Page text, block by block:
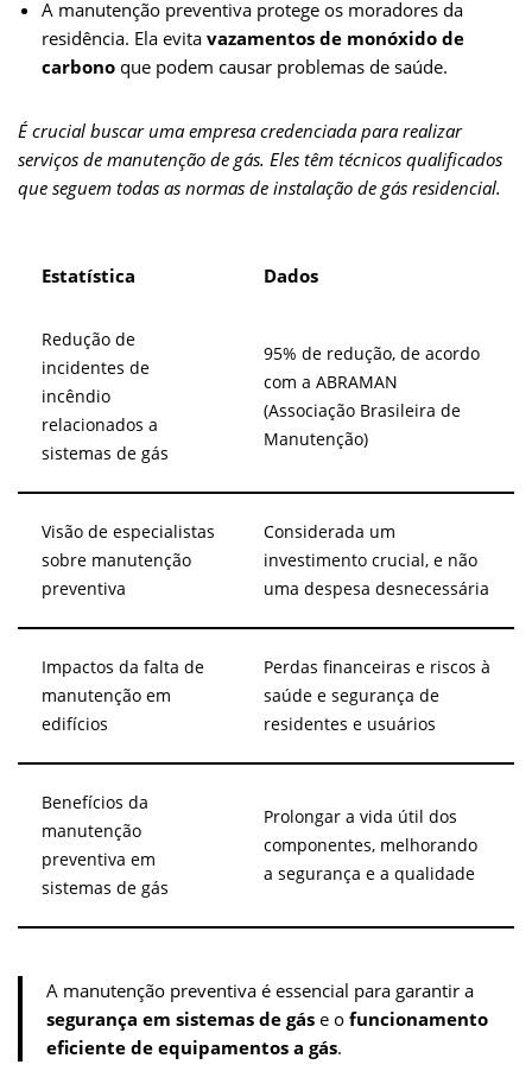
A manutenção preventiva protege os moradores da
residência. Ela evita vazamentos de monóxido de
carbono que podem causar problemas de saúde.
É crucial buscar uma empresa credenciada para realizar
serviços de manutenção de gás. Eles têm técnicos qualificados
que seguem todas as normas de instalação de gás residencial.
Estatística Dados
Redução de
incidentes de
incêndio
relacionados a
sistemas de gás
95% de redução, de acordo
com a ABRAMAN
(Associação Brasileira de
Manutenção)
Visão de especialistas
sobre manutenção
preventiva
Considerada um
investimento crucial, e não
uma despesa desnecessária
Impactos da falta de
manutenção em
edifícios
Perdas financeiras e riscos à
saúde e segurança de
residentes e usuários
Benefícios da
manutenção
preventiva em
sistemas de gás
Prolongar a vida útil dos
componentes, melhorando
a segurança e a qualidade
A manutenção preventiva é essencial para garantir a
segurança em sistemas de gás e o funcionamento
eficiente de equipamentos a gás.